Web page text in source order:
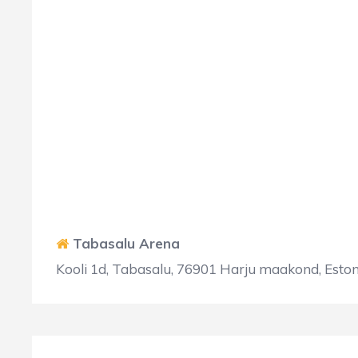
Tabasalu Arena
Kooli 1d, Tabasalu, 76901 Harju maakond,